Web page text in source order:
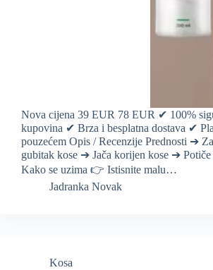
Nova cijena 39 EUR 78 EUR ✔ 100%
kupovina ✔ Brza i besplatna dostava ✔
pouzećem Opis / Recenzije Prednosti ➔
gubitak kose ➔ Jača korijen kose ➔ Potiče
Kako se uzima 👉 Istisnite malu…
Jadranka Novak
Kosa